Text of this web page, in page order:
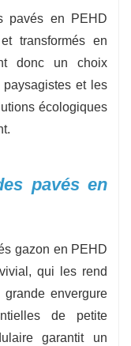
en PEHD
transformés en
donc un choix
et les
écologiques
pavés en
gazon en PEHD
qui les rend
envergure
de petite
garantit un